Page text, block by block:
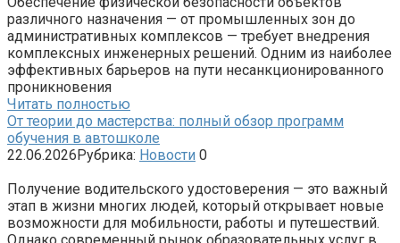
различного назначения — от промышленных зон до
административных комплексов — требует внедрения
комплексных инженерных решений. Одним из наиболее
эффективных барьеров на пути несанкционированного
проникновения
Читать полностью
От теории до мастерства: полный обзор программ
обучения в автошколе
22.06.2026Рубрика: Новости 0
Получение водительского удостоверения — это важный
этап в жизни многих людей, который открывает новые
возможности для мобильности, работы и путешествий.